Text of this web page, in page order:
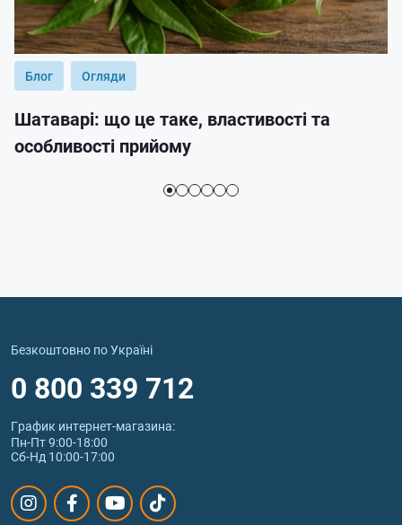
Блог Огляди
Шатаварі: що це таке, властивості та
особливості прийому
Безкоштовно по Україні
0 800 339 712
График интернет‑магазина:
Пн-Пт 9:00-18:00
Сб-Нд 10:00-17:00